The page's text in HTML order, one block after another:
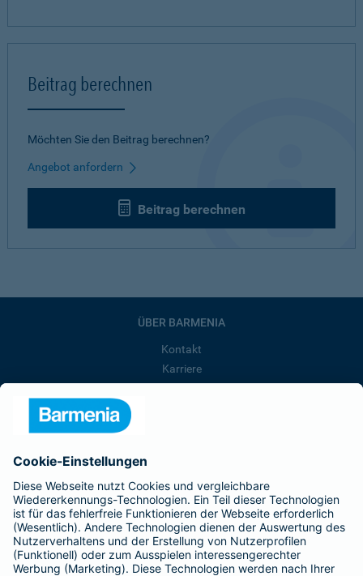
Beitrag berechnen
Möchten Sie den Beitrag berechnen?
Angebot anfordern
Beitrag berechnen
ÜBER BARMENIA
Kontakt
Karriere
Barmenia ist Teil der BarmeniaGothaer
BELIEBTE SEITEN
Kranken-Zusatzversicherung
Tierversicherungen
Haftpflichtversicherung